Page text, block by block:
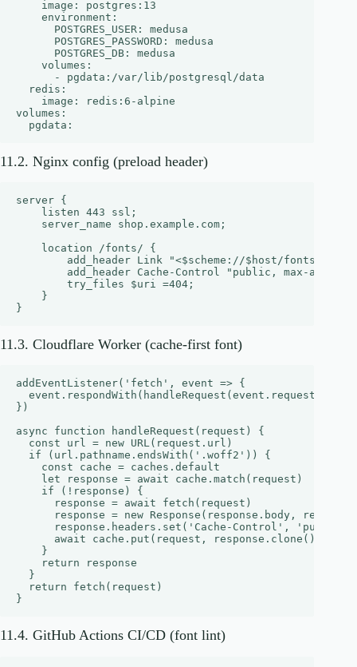
    image: postgres:13
    environment:
      POSTGRES_USER: medusa
      POSTGRES_PASSWORD: medusa
      POSTGRES_DB: medusa
    volumes:
      - pgdata:/var/lib/postgresql/data
  redis:
    image: redis:6-alpine
volumes:
11.2. Nginx config (preload header)
server {
    listen 443 ssl;
    server_name shop.example.com;
    location /fonts/ {
add_header Link "<$scheme://$host/fonts/
add_header Cache-Control "public, max-
        try_files $uri =404;
    }
11.3. Cloudflare Worker (cache‑first font)
addEventListener('fetch', event => {
  event.respondWith(handleRequest(event.request))
})
async function handleRequest(request) {
  const url = new URL(request.url)
  if (url.pathname.endsWith('.woff2')) {
    const cache = caches.default
    let response = await cache.match(request)
    if (!response) {
      response = await fetch(request)
response = new Response(response.body,
response.headers.set('Cache-Control', 'public,
      await cache.put(request, response.clone())
    }
    return response
  }
  return fetch(request)
11.4. GitHub Actions CI/CD (font lint)